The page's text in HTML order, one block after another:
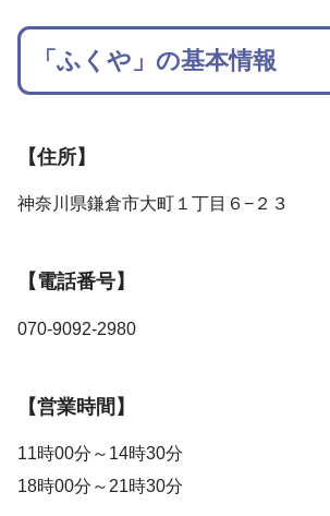
「ふくや」の基本情報
【住所】
神奈川県鎌倉市大町１丁目６−２３
【電話番号】
070-9092-2980
【営業時間】
11時00分～14時30分
18時00分～21時30分